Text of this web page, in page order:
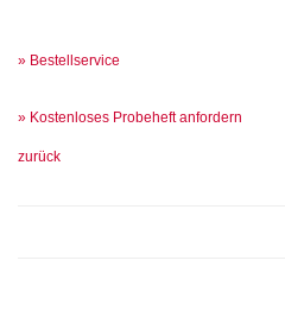
» Bestellservice
» Kostenloses Probeheft anfordern
zurück